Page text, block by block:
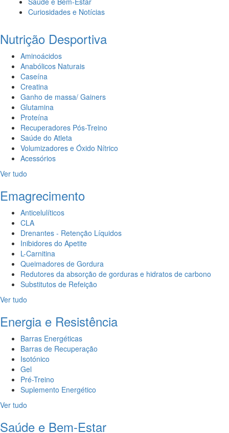
Curiosidades e Notícias
Nutrição Desportiva
Aminoácidos
Anabólicos Naturais
Caseína
Creatina
Ganho de massa/ Gainers
Glutamina
Proteína
Recuperadores Pós-Treino
Saúde do Atleta
Volumizadores e Óxido Nítrico
Acessórios
Ver tudo
Emagrecimento
Anticelulíticos
CLA
Drenantes - Retenção Líquidos
Inibidores do Apetite
L-Carnitina
Queimadores de Gordura
Redutores da absorção de gorduras e hidratos de carbono
Substitutos de Refeição
Ver tudo
Energia e Resistência
Barras Energéticas
Barras de Recuperação
Isotónico
Gel
Pré-Treino
Suplemento Energético
Ver tudo
Saúde e Bem-Estar